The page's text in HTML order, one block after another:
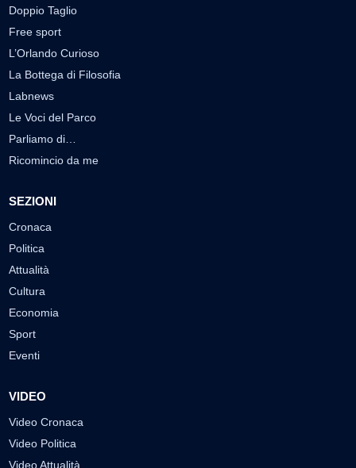
Doppio Taglio
Free sport
L’Orlando Curioso
La Bottega di Filosofia
Labnews
Le Voci del Parco
Parliamo di…
Ricomincio da me
SEZIONI
Cronaca
Politica
Attualità
Cultura
Economia
Sport
Eventi
VIDEO
Video Cronaca
Video Politica
Video Attualità